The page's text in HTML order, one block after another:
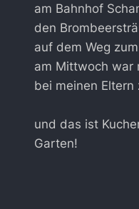
am Bahnhof
den
auf dem Weg
am Mittwoch war
bei meinen Eltern
und das ist
Garten!